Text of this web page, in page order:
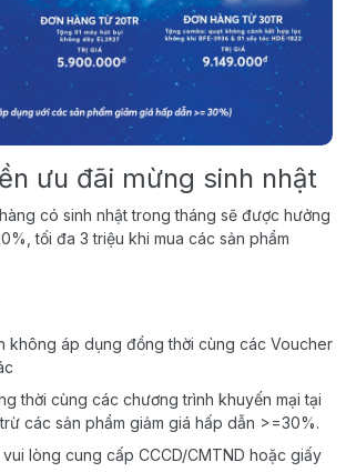
ưu đãi mừng sinh nhật
có sinh nhật trong tháng sẽ được hưởng
tối đa 3 triệu khi mua các sản phẩm
không áp dụng đồng thời cùng các Voucher
thời cùng các chương trình khuyến mại tại
các sản phẩm giảm giá hấp dẫn >=30%.
lòng cung cấp CCCD/CMTND hoặc giấy